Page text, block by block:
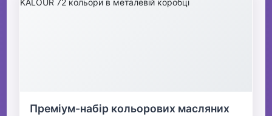
Преміум-набір кольорових масляних